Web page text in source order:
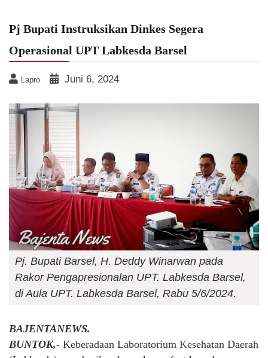
Pj Bupati Instruksikan Dinkes Segera
Operasional UPT Labkesda Barsel
Lapro Juni 6, 2024
Pj. Bupati Barsel, H. Deddy Winarwan pada
Rakor Pengapresionalan UPT. Labkesda Barsel,
di Aula UPT. Labkesda Barsel, Rabu 5/6/2024.
BAJENTANEWS.
BUNTOK,- Keberadaan Laboratorium Kesehatan Daerah